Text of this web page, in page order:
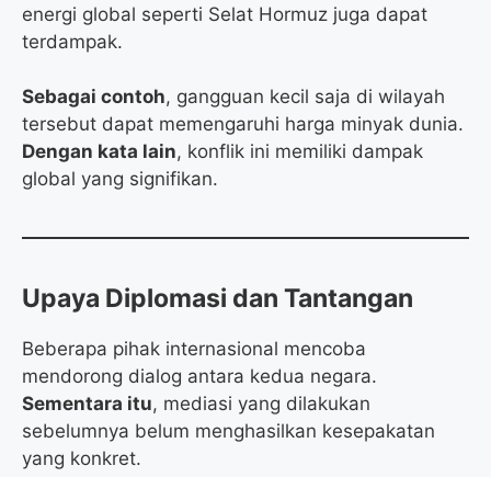
energi global seperti Selat Hormuz juga dapat
terdampak.
Sebagai contoh, gangguan kecil saja di wilayah
tersebut dapat memengaruhi harga minyak dunia.
Dengan kata lain, konflik ini memiliki dampak
global yang signifikan.
Upaya Diplomasi dan Tantangan
Beberapa pihak internasional mencoba
mendorong dialog antara kedua negara.
Sementara itu, mediasi yang dilakukan
sebelumnya belum menghasilkan kesepakatan
yang konkret.